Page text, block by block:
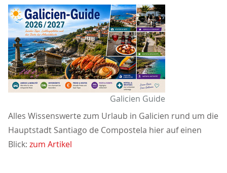
Galicien Guide
Alles Wissenswerte zum Urlaub in Galicien rund um die
Hauptstadt Santiago de Compostela hier auf einen
Blick: zum Artikel